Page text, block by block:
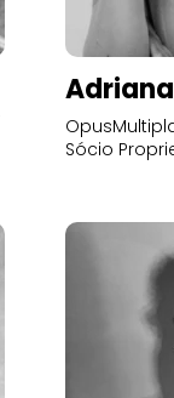
Sócio